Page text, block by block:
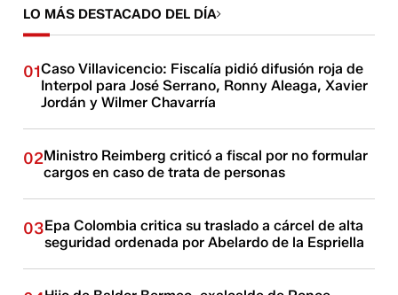
LO MÁS DESTACADO DEL DÍA
01Caso Villavicencio: Fiscalía pidió difusión roja de
Interpol para José Serrano, Ronny Aleaga, Xavier
Jordán y Wilmer Chavarría
02Ministro Reimberg criticó a fiscal por no formular
cargos en caso de trata de personas
03Epa Colombia critica su traslado a cárcel de alta
seguridad ordenada por Abelardo de la Espriella